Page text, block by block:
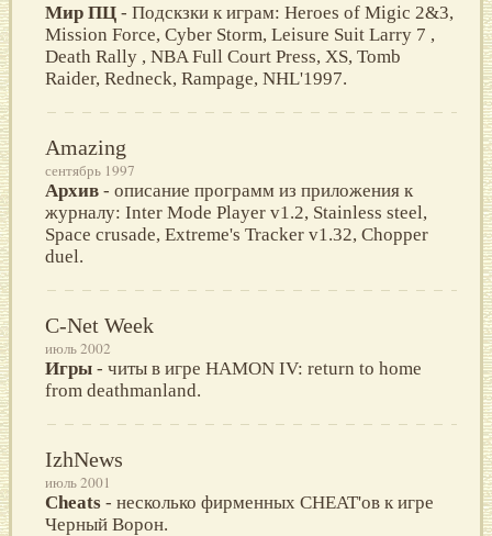
Мир ПЦ - Подскзки к играм: Heroes of Migic 2&3,
Mission Force, Cyber Storm, Leisure Suit Larry 7 ,
Death Rally , NBA Full Court Press, XS, Tomb
Raider, Redneck, Rampage, NHL'1997.
Amazing
сентябрь 1997
Архив - описание программ из приложения к
журналу: Inter Mode Player v1.2, Stainless steel,
Space crusade, Extreme's Tracker v1.32, Chopper
duel.
C-Net Week
июль 2002
Игры - читы в игре HAMON IV: return to home
from deathmanland.
IzhNews
июль 2001
Cheats - несколько фирменных CHEAT'ов к игре
Черный Ворон.